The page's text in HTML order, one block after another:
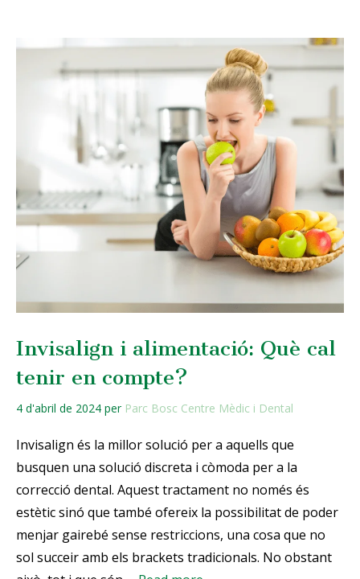
Invisalign i alimentació: Què cal
tenir en compte?
4 d'abril de 2024 per Parc Bosc Centre Mèdic i Dental
Invisalign és la millor solució per a aquells que
busquen una solució discreta i còmoda per a la
correcció dental. Aquest tractament no només és
estètic sinó que també ofereix la possibilitat de poder
menjar gairebé sense restriccions, una cosa que no
sol succeir amb els brackets tradicionals. No obstant